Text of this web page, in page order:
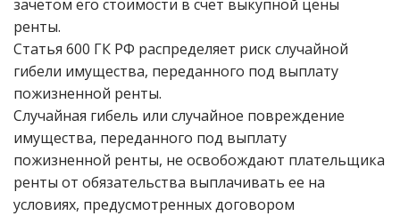
зачетом его стоимости в счет выкупной цены
ренты.
Статья 600 ГК РФ распределяет риск случайной
гибели имущества, переданного под выплату
пожизненной ренты.
Случайная гибель или случайное повреждение
имущества, переданного под выплату
пожизненной ренты, не освобождают плательщика
ренты от обязательства выплачивать ее на
условиях, предусмотренных договором